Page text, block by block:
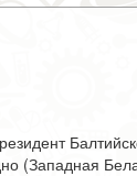
(Западная